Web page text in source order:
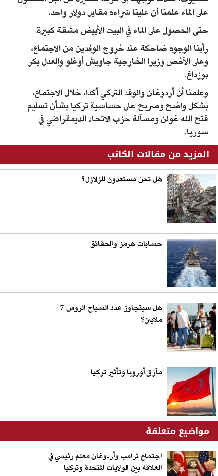
على الماء علمنا أن علينا شراءه مقابل دولار واحد.
حتى الحصول على الماء في البيت الأبيض مشقة كبيرة.
رأينا الوجوه ضاحكة عند خروج الوفدين من الاجتماع،
وعلى الأخص وزيرا الخارجية جاويش أوغلو والعدل بكر
بوزداغ.
وعلمنا أن أردوغان والوفد التركي أكدا، خلال الاجتماع،
بشكل واضح وصريح على حساسية تركيا بشأن تسليم
فتح الله غولن ومسألة حزب الاتحاد الديمقراطي في
سوريا.
المزيد من مقالات الكاتب
هل نحن مستعدون للزلازل؟
حسابات هرمز والحقائق
هل سيتجاوز عدد السياح الروس 7
ملايين؟
مآزق أوروبا وتأثير تركيا
مواضيع متعلقة
اجتماع ترامب وأردوغان معلم رئيسي في
العلاقة بين الولايات المتحدة وتركيا